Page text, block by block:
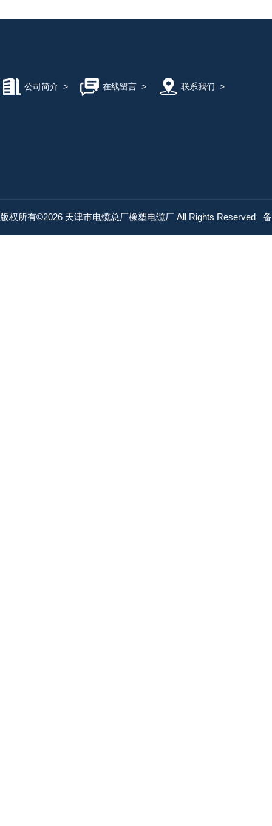
公司简介 > 在线留言> 联系我们 >
版权所有©2026 天津市电缆总厂橡塑电缆厂 All Rights Reserved